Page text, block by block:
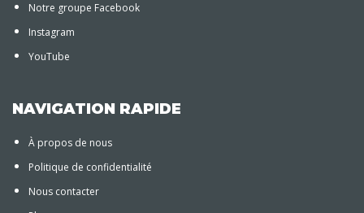
Notre groupe Facebook
Instagram
YouTube
NAVIGATION RAPIDE
À propos de nous
Politique de confidentialité
Nous contacter